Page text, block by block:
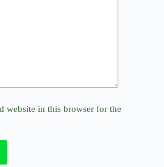
website in this browser for the